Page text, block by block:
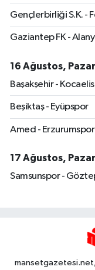
Gençlerbirliği S.K. -
Gaziantep FK -
16 Ağustos, Pazar
Başakşehir -
Beşiktaş - Eyüpspor
Amed - Erzurumspor
17 Ağustos,
Samsunspor -